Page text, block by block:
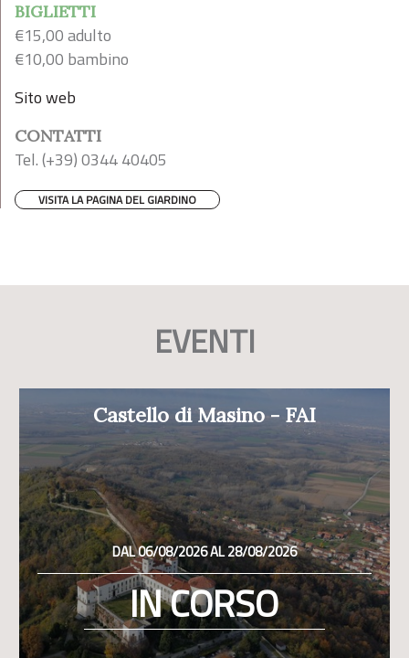
BIGLIETTI
€15,00 adulto
€10,00 bambino
Sito web
CONTATTI
Tel. (+39) 0344 40405
VISITA LA PAGINA DEL GIARDINO
EVENTI
Castello di Masino - FAI
DAL 06/08/2026 AL 28/08/2026
IN CORSO